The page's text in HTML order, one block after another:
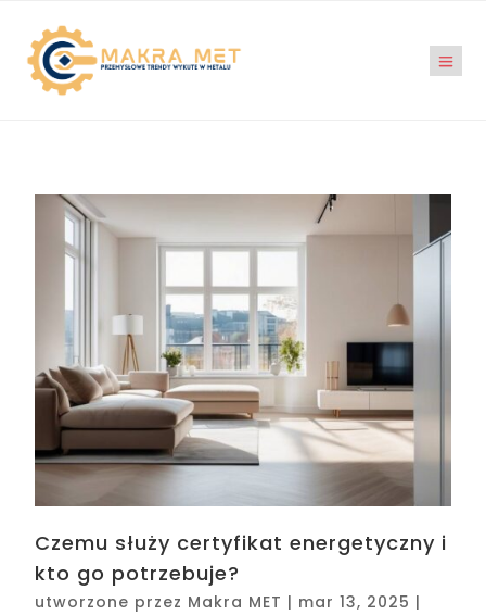
Czemu służy certyfikat energetyczny i
kto go potrzebuje?
utworzone przez Makra MET | mar 13, 2025 |